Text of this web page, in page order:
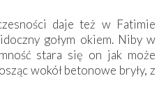
daje też w Fatimie
gołym okiem. Niby w
stara się on jak może
wokół betonowe bryły, z